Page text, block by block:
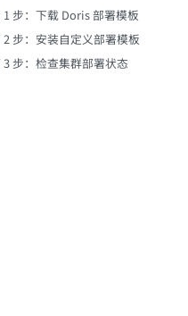
1 步：下载 Doris 部署模板
2 步：安装自定义部署模板
3 步：检查集群部署状态